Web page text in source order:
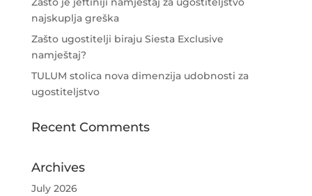
najskuplja greška
Zašto ugostitelji biraju Siesta Exclusive
namještaj?
TULUM stolica nova dimenzija udobnosti za
ugostiteljstvo
Recent Comments
Archives
July 2026